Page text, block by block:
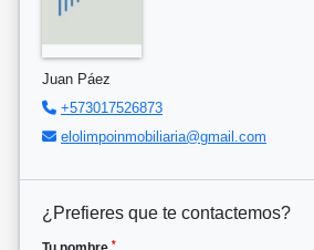
Juan Páez
+573017526873
elolimpoinmobiliaria@gmail.com
¿Prefieres que te contactemos?
*